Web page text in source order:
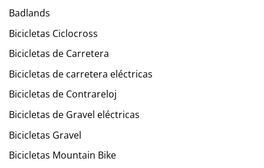
Badlands
Bicicletas Ciclocross
Bicicletas de Carretera
Bicicletas de carretera eléctricas
Bicicletas de Contrareloj
Bicicletas de Gravel eléctricas
Bicicletas Gravel
Bicicletas Mountain Bike